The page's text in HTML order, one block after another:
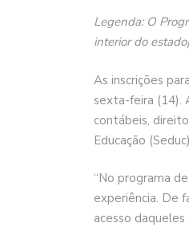
Legenda: O
interior do
As inscrições
sexta-feira (14).
contábeis,
Educação
“No programa
experiência. De
acesso